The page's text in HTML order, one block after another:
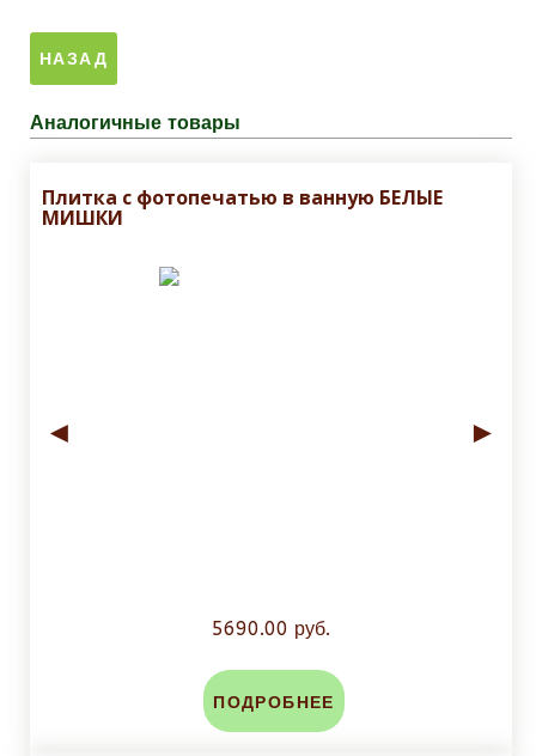
Аналогичные товары
Плитка с фотопечатью в ванную БЕЛЫЕ
МИШКИ
◄ ►
5690.00 руб.
ПОДРОБНЕЕ